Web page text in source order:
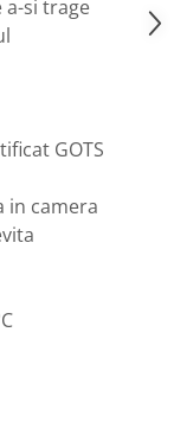
a-si trage
GOTS
in camera